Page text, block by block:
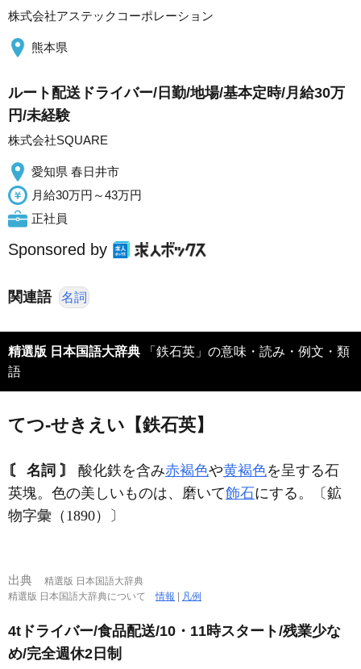
株式会社アステックコーポレーション
熊本県
ルート配送ドライバー/日勤/地場/基本定時/月給30万
円/未経験
株式会社SQUARE
愛知県 春日井市
月給30万円～43万円
正社員
Sponsored by
関連語 名詞
精選版 日本国語大辞典 「鉄石英」の意味・読み・例文・類
語
てつ‐せきえい【鉄石英】
〘 名詞 〙 酸化鉄を含み赤褐色や黄褐色を呈する石
英塊。色の美しいものは、磨いて飾石にする。〔鉱
物字彙（1890）〕
出典
精選版 日本国語大辞典
精選版 日本国語大辞典について情報 | 凡例
4tドライバー/食品配送/10・11時スタート/残業少な
め/完全週休2日制